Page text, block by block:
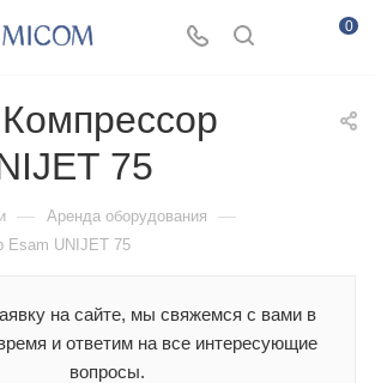
0
75
— Аренда оборудования —
Esam UNIJET 75
на сайте, мы свяжемся с вами в
и ответим на все интересующие
вопросы.